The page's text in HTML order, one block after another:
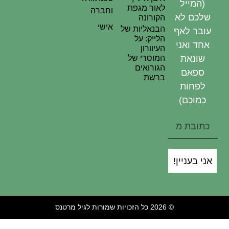
וחברה
אישי
לאור מגפת
הקורונה
הבנאליות של
הלייק: על
העיוורון
המוסרי של
הגורואים
ברשת
(המייל
שלכם לא
עובר לאף
אחד ואני
שונאת
ספאם
לפחות
כמוכם)
אני בעניין!